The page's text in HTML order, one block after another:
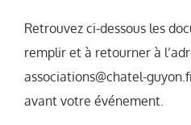
Retrouvez ci-dessous les
remplir et à retourner à
associations@chatel-
avant votre événement.